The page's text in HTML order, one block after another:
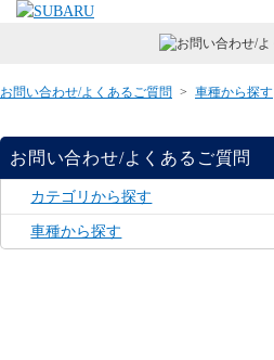
お問い合わせ/よくあるご質問 > 車種から探す
お問い合わせ/よくあるご質問
カテゴリから探す
車種から探す